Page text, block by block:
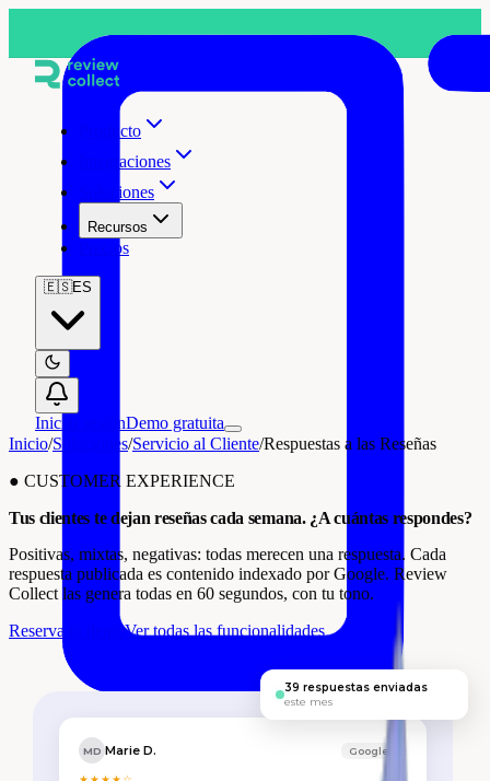
Producto
Integraciones
Soluciones
Recursos
Precios
🇪🇸ES
Iniciar sesiónDemo gratuita
Inicio/Soluciones/Servicio al Cliente/Respuestas a las Reseñas
● CUSTOMER EXPERIENCE
Tus clientes te dejan reseñas cada semana. ¿A cuántas respondes?
Positivas, mixtas, negativas: todas merecen una respuesta. Cada
respuesta publicada es contenido indexado por Google. Review
Collect las genera todas en 60 segundos, con tu tono.
Reserva tu demoVer todas las funcionalidades
39 respuestas enviadas
este mes
MD Marie D. Google ✓